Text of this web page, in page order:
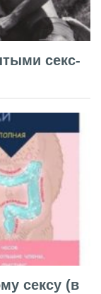
секс-
сексу (в